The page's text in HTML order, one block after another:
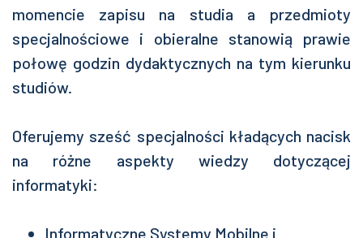
momencie zapisu na studia a przedmioty
specjalnościowe i obieralne stanowią prawie
połowę godzin dydaktycznych na tym kierunku
studiów.
Oferujemy sześć specjalności kładących nacisk
na różne aspekty wiedzy dotyczącej
informatyki:
Informatyczne Systemy Mobilne i